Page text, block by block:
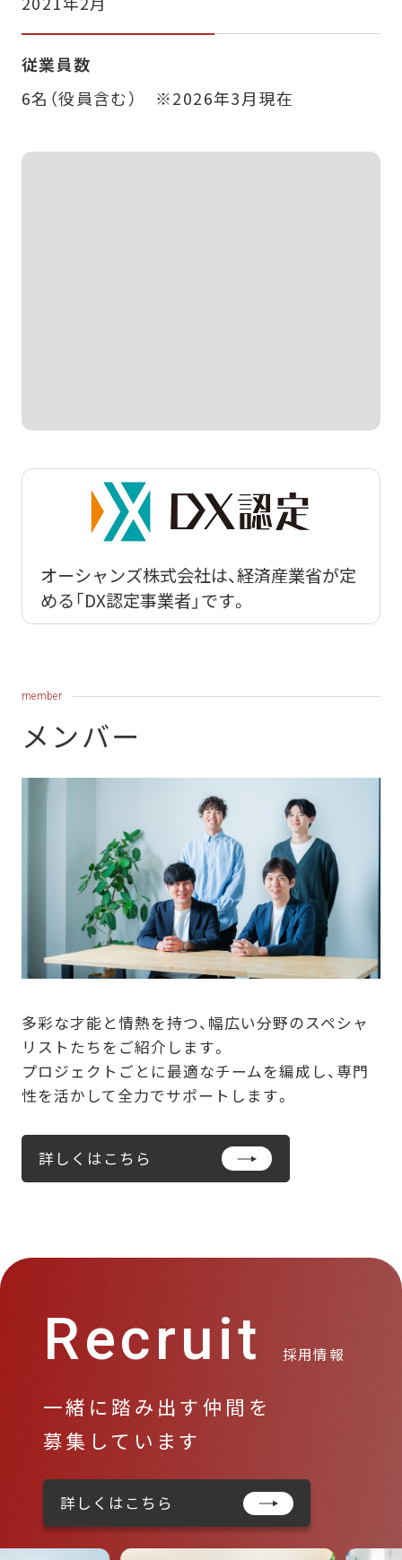
従業員数
6名（役員含む） ※2026年3月現在
オーシャンズ株式会社は、経済産業省が定
める「DX認定事業者」です。
member
メンバー
多彩な才能と情熱を持つ、幅広い分野のスペシャ
リストたちをご紹介します。
プロジェクトごとに最適なチームを編成し、専門
性を活かして全力でサポートします。
詳しくはこちら
Recruit 採用情報
一緒に踏み出す仲間を
募集しています
詳しくはこちら